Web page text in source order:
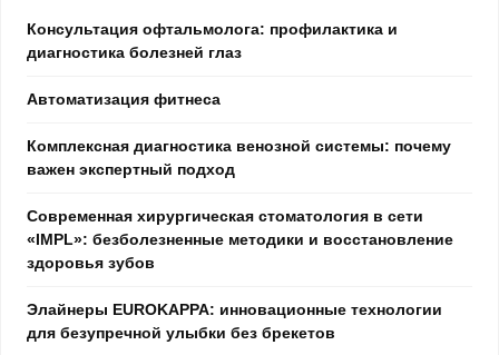
Консультация офтальмолога: профилактика и
диагностика болезней глаз
Автоматизация фитнеса
Комплексная диагностика венозной системы: почему
важен экспертный подход
Современная хирургическая стоматология в сети
«IMPL»: безболезненные методики и восстановление
здоровья зубов
Элайнеры EUROKAPPA: инновационные технологии
для безупречной улыбки без брекетов